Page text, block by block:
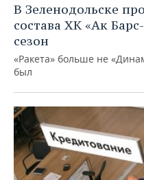
В Зеленодольске
состава ХК «Ак
сезон
«Ракета» больше не
был